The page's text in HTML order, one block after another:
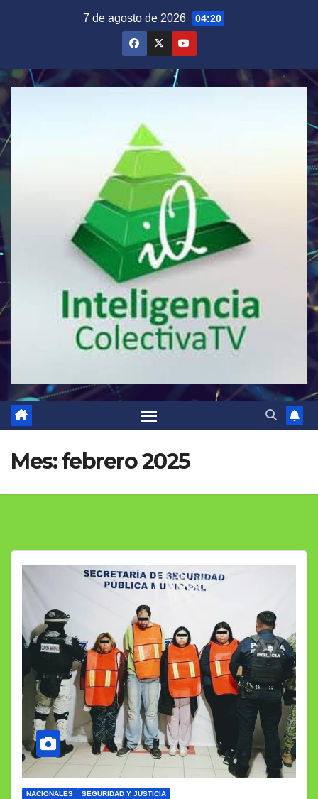
7 de agosto de 2026 04:20
Mes:febrero 2025
NACIONALES SEGURIDAD Y JUSTICIA